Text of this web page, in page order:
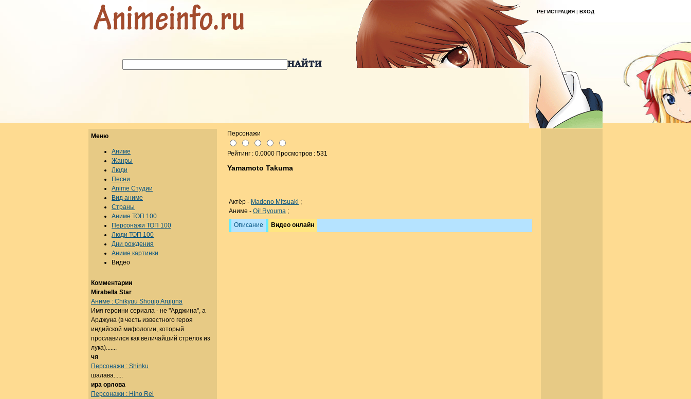
РЕГИСТРАЦИЯ | ВХОД
Персонажи
Рейтинг : 0.0000 Просмотров : 531
Yamamoto Takuma
Актёр - Madono Mitsuaki ;
Аниме - Oi! Ryouma ;
Описание
Видео онлайн
Меню
Аниме
Жанры
Люди
Песни
Anime Студии
Вид аниме
Страны
Аниме ТОП 100
Персонажи ТОП 100
Люди ТОП 100
Дни рождения
Аниме картинки
Видео
Комментарии
Mirabella Star
Аниме : Chikyuu Shoujo Arujuna
Имя героини сериала - не "Арджина", а
Арджуна (в честь известного героя
индийской мифологии, который
прославился как величайший стрелок из
лука).......
чя
Персонажи : Shinku
шалава......
ира орлова
Персонажи : Hino Rei